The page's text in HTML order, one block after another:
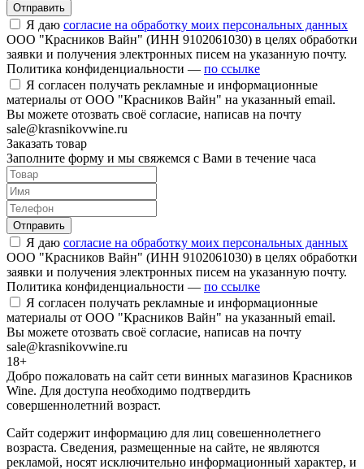
Отправить
Я даю согласие на обработку моих персональных данных
ООО "Красников Вайн" (ИНН 9102061030) в целях обработки
заявки и получения электронных писем на указанную почту.
Политика конфиденциальности — по ссылке
Я согласен получать рекламные и информационные
материалы от ООО "Красников Вайн" на указанный email.
Вы можете отозвать своё согласие, написав на почту
sale@krasnikovwine.ru
Заказать товар
Заполните форму и мы свяжемся с Вами в течение часа
Отправить
Я даю согласие на обработку моих персональных данных
ООО "Красников Вайн" (ИНН 9102061030) в целях обработки
заявки и получения электронных писем на указанную почту.
Политика конфиденциальности — по ссылке
Я согласен получать рекламные и информационные
материалы от ООО "Красников Вайн" на указанный email.
Вы можете отозвать своё согласие, написав на почту
sale@krasnikovwine.ru
18+
Добро пожаловать на сайт сети винных магазинов Красников
Wine. Для доступа необходимо подтвердить
совершеннолетний возраст.
Сайт содержит информацию для лиц совешеннолетнего
возраста. Сведения, размещенные на сайте, не являются
рекламой, носят исключительно информационный характер, и